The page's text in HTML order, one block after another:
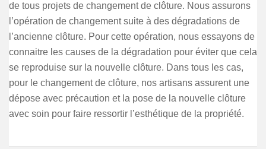
de tous projets de changement de clôture. Nous assurons
l’opération de changement suite à des dégradations de
l’ancienne clôture. Pour cette opération, nous essayons de
connaitre les causes de la dégradation pour éviter que cela
se reproduise sur la nouvelle clôture. Dans tous les cas,
pour le changement de clôture, nos artisans assurent une
dépose avec précaution et la pose de la nouvelle clôture
avec soin pour faire ressortir l’esthétique de la propriété.